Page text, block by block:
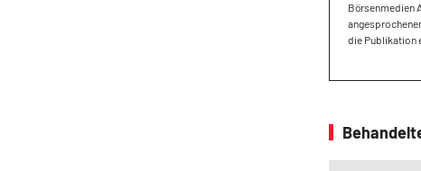
Börsenmedien
die Publikation